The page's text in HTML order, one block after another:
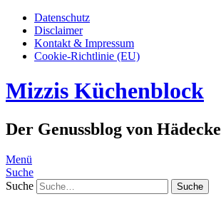
Datenschutz
Disclaimer
Kontakt & Impressum
Cookie-Richtlinie (EU)
Mizzis Küchenblock
Der Genussblog von Hädecke
Menü
Suche
Suche